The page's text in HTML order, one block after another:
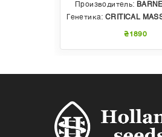
Производитель:
Генетика:CRITICAL MASS
₴1890